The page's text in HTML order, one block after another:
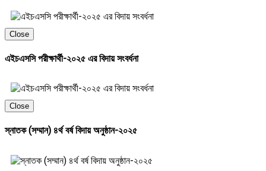
Close
এইচএসসি পরীক্ষার্থী-২০২৫ এর বিদায় সংবর্ধনা
Close
স্নাতক (সম্মান) ৪র্থ বর্ষ বিদায় অনুষ্ঠান-২০২৫